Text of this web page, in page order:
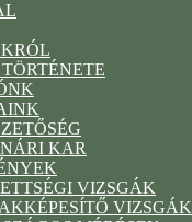
KAR
VIZSGÁK
VIZSGÁK